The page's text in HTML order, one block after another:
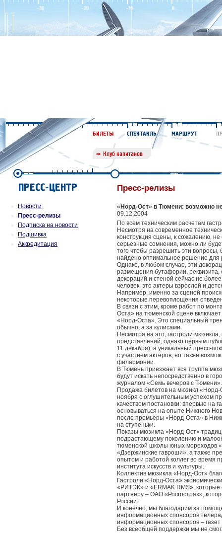
Новости
Пресс-релизы
Подписка на новости
Подшивка
Аккредитация
Пресс-релизы
«Норд-Ост» в Тюмени: возможно
09.12.2004
По всем техническим расчетам
Несмотря на современное
конструкция сцены, к сожалению,
серьезные сомнения, можно ли
того чтобы разрешить эти вопросы,
найдено оптимальное решение
Однако, в любом случае, эти
размещения бутафории, реквизита,
декораций и стеной сейчас не
человек: это актеры взрослой и
Например, именно за сценой
некоторые перевоплощения
В связи с этим, кроме работ по
Оста» на тюменской сцене
«Норд-Оста». Это специальный
обычно, а за кулисами.
Несмотря на это, гастроли
представлений, однако первым
11 декабря), а уникальный пресс-
с участием актеров, но также
филармонии.
В Тюмень приезжает вся труппа
будут искать непосредственно в
журналом «Семь вечеров с
Продажа билетов на мюзикл «Норд-
ноября с оглушительным успехом
качеством постановки: впервые на
основываться на опыте Нижнего
после премьеры «Норд-Оста» в
на ступеньки.
Показы мюзикла «Норд-Ост»
подрастающему поколению и
тюменской школы юных мореходов
«Дзержинские гавроши», а также
опытом и работой коллег во время
института искусств и культуры.
Коллектив мюзикла «Норд-Ост»
Гастроли «Норд-Оста»
«РИТЭК» и «ERMAK RMS»,
партнеру – ОАО «Росгострах»,
России.
И конечно, мы благодарим за
информационных спонсоров
информационных спонсоров –
Без всеобщей поддержки мы не